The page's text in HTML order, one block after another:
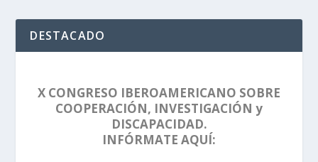
DESTACADO
X CONGRESO IBEROAMERICANO SOBRE
COOPERACIÓN, INVESTIGACIÓN y
DISCAPACIDAD.
INFÓRMATE AQUÍ: